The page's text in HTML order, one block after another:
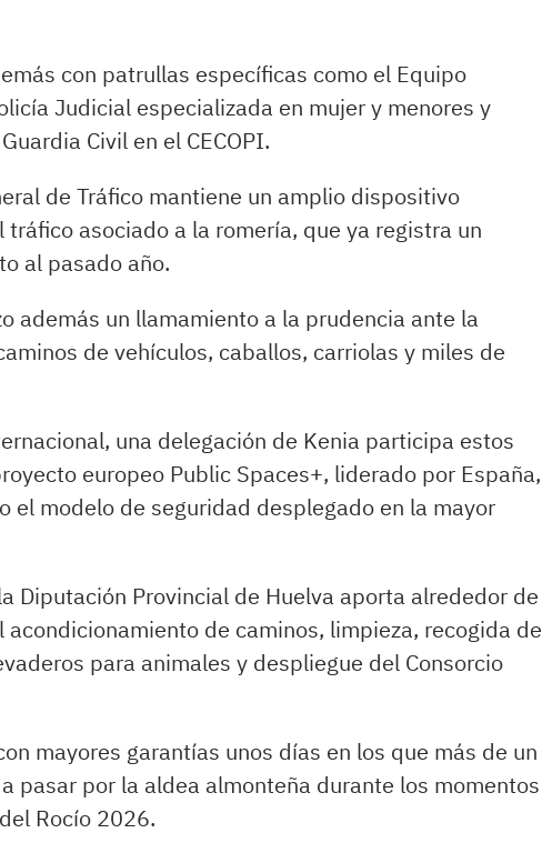
con patrullas específicas como el Equipo
Judicial especializada en mujer y menores y
Civil en el CECOPI.
de Tráfico mantiene un amplio dispositivo
asociado a la romería, que ya registra un
al pasado año.
además un llamamiento a la prudencia ante la
de vehículos, caballos, carriolas y miles de
una delegación de Kenia participa estos
europeo Public Spaces+, liderado por España,
el modelo de seguridad desplegado en la mayor
Diputación Provincial de Huelva aporta alrededor de
de caminos, limpieza, recogida de
para animales y despliegue del Consorcio
mayores garantías unos días en los que más de un
pasar por la aldea almonteña durante los momentos
Rocío 2026.